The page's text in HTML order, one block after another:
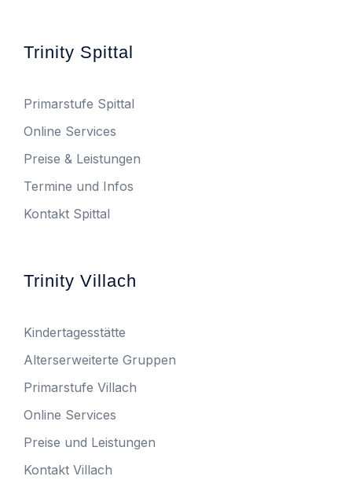
Trinity Spittal
Primarstufe Spittal
Online Services
Preise & Leistungen
Termine und Infos
Kontakt Spittal
Trinity Villach
Kindertagesstätte
Alterserweiterte Gruppen
Primarstufe Villach
Online Services
Preise und Leistungen
Kontakt Villach